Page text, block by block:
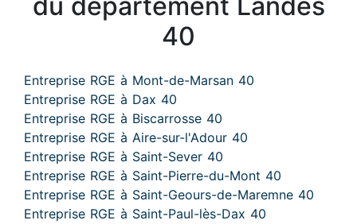
40
Entreprise RGE à Mont-de-Marsan 40
Entreprise RGE à Dax 40
Entreprise RGE à Biscarrosse 40
Entreprise RGE à Aire-sur-l'Adour 40
Entreprise RGE à Saint-Sever 40
Entreprise RGE à Saint-Pierre-du-Mont 40
Entreprise RGE à Saint-Geours-de-Maremne 40
Entreprise RGE à Saint-Paul-lès-Dax 40